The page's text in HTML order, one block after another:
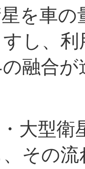
を車
し、
融合
大型
その